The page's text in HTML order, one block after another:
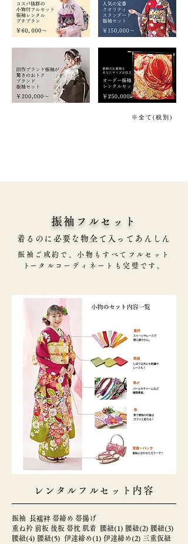
※全て(税別)
振袖フルセット
着るのに必要な物全て入ってあんしん
振袖ご成約で、小物もすべてフルセット
​トータルコーディネートも完璧です。
レンタルフルセット内容
振袖 長襦袢 帯締め 帯揚げ
重ね衿 前板 後板 帯枕 肌着 腰紐(1) 腰紐(2) 腰紐(3)
腰紐(4) 腰紐(5) 伊達締め(1) 伊達締め(2) 三重仮紐